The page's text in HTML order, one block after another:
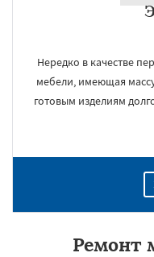
Нередко в качестве
мебели, имеющая
готовым изделиям
Ремонт